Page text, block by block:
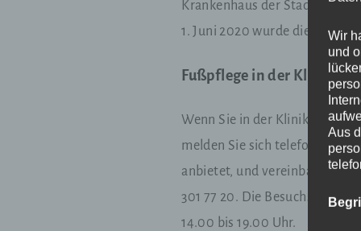
Krankenhaus der Stadt Wien,
1. Juni 2020 wurde die
Fußpflege in der Klinik
Wenn Sie in der Klinik
melden Sie sich telefonisch
anbietet, und vereinbaren Sie
301 77 20. Die Besuchszeiten
14.00 bis 19.00 Uhr.
Wir
und
Aus